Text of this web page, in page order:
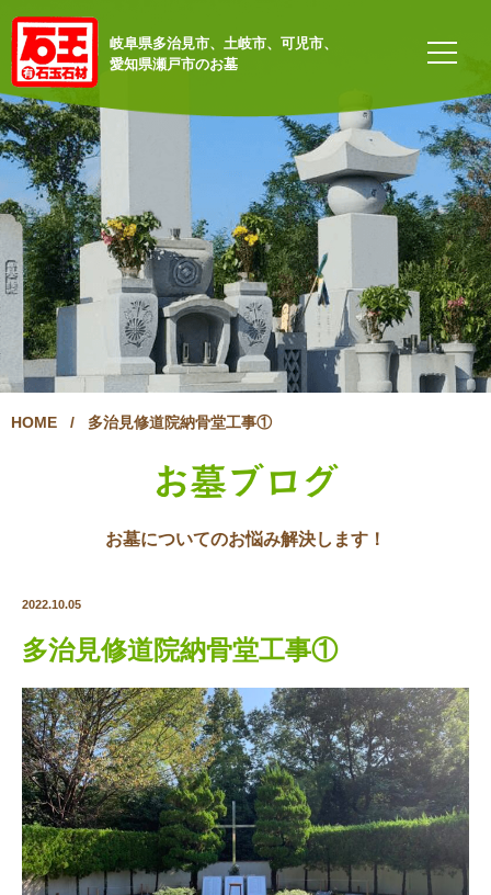
岐阜県多治見市、土岐市、可児市、
愛知県瀬戸市のお墓
HOME / 多治見修道院納骨堂工事①
お墓ブログ
お墓についてのお悩み解決します！
2022.10.05
多治見修道院納骨堂工事①